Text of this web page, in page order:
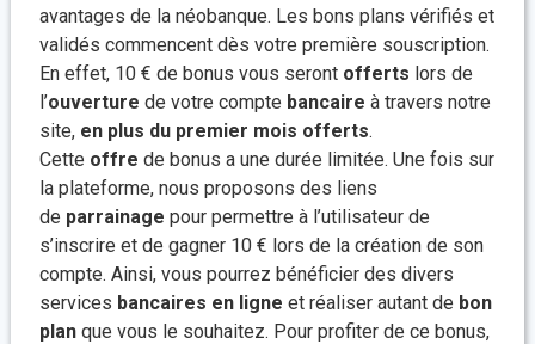
avantages de la néobanque. Les bons plans vérifiés et
validés commencent dès votre première souscription.
En effet, 10 € de bonus vous seront offerts lors de
l’ouverture de votre compte bancaire à travers notre
site, en plus du premier mois offerts.
Cette offre de bonus a une durée limitée. Une fois sur
la plateforme, nous proposons des liens
de parrainage pour permettre à l’utilisateur de
s’inscrire et de gagner 10 € lors de la création de son
compte. Ainsi, vous pourrez bénéficier des divers
services bancaires en ligne et réaliser autant de bon
plan que vous le souhaitez. Pour profiter de ce bonus,